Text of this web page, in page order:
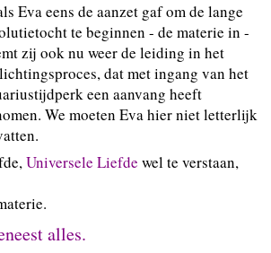
Universele Liefde wel te verstaan,
alles.
Eva eens de aanzet gaf om de lange
te beginnen - de materie in -
zij ook nu weer de leiding in het
dat met ingang van het
een aanvang heeft
We moeten Eva hier niet letterlijk